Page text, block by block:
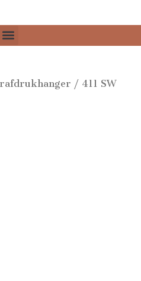
/ 411 SW